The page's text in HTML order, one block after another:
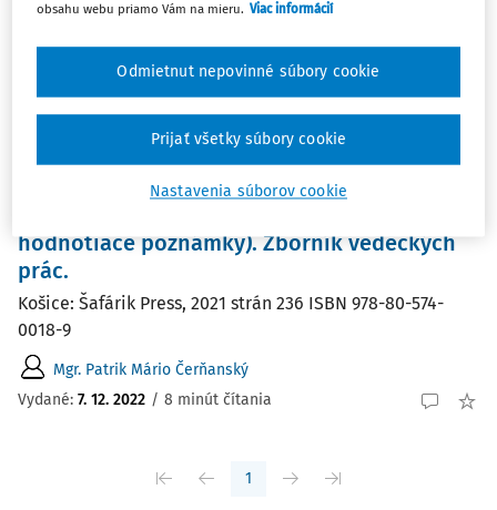
Zoradiť podľa
Najnovšie Najstaršie
Orosz, L. - Lešková, K. - Ruman, J. (eds.):
Ústavodarná činnosť Národnej rady
Slovenskej republiky 1992 - 2020
hodnotiace poznámky). Zborník vedeckých
prác.
Košice: Šafárik Press, 2021 strán 236 ISBN 978-80-574-
0018-9
Mgr. Patrik Mário Čerňanský
Vydané: 7. 12. 2022 / 8 minút čítania
1
obsahu webu priamo Vám na mieru. Viac informácií
Nastavenia súborov cookie
Odmietnut nepovinné súbory cookie
Prijať všetky súbory cookie